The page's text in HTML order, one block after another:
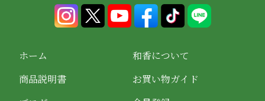
ホーム
和香について
商品説明書
お買い物ガイド